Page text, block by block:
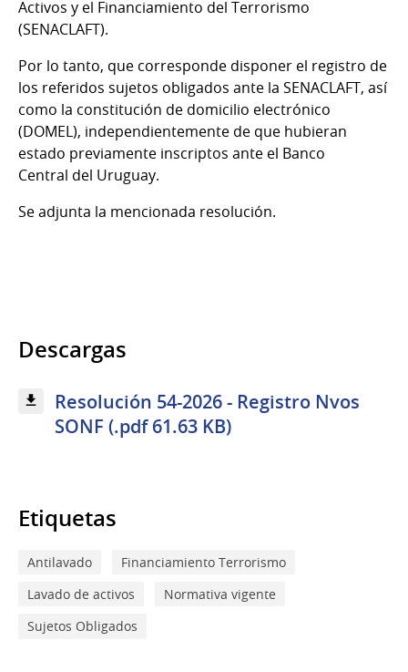
Activos y el Financiamiento del Terrorismo
(SENACLAFT).
Por lo tanto, que corresponde disponer el registro de
los referidos sujetos obligados ante la SENACLAFT, así
como la constitución de domicilio electrónico
(DOMEL), independientemente de que hubieran
estado previamente inscriptos ante el Banco
Central del Uruguay.
Se adjunta la mencionada resolución.
Descargas
Resolución 54-2026 - Registro Nvos
SONF (.pdf 61.63 KB)
Etiquetas
Antilavado
Financiamiento Terrorismo
Lavado de activos
Normativa vigente
Sujetos Obligados